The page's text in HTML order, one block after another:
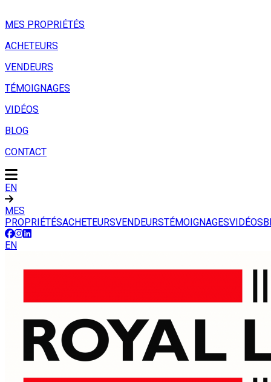
MES PROPRIÉTÉS
ACHETEURS
VENDEURS
TÉMOIGNAGES
VIDÉOS
BLOG
CONTACT
EN
MES
PROPRIÉTÉSACHETEURSVENDEURSTÉMOIGNAGESVIDÉOS
EN